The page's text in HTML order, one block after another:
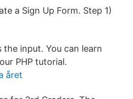
a Sign Up Form. Step 1)
input. You can learn
PHP tutorial.
året